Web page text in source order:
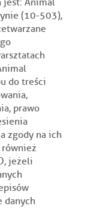
(10-503),
do treści
prawo
zgody na ich
również
jeżeli
danych